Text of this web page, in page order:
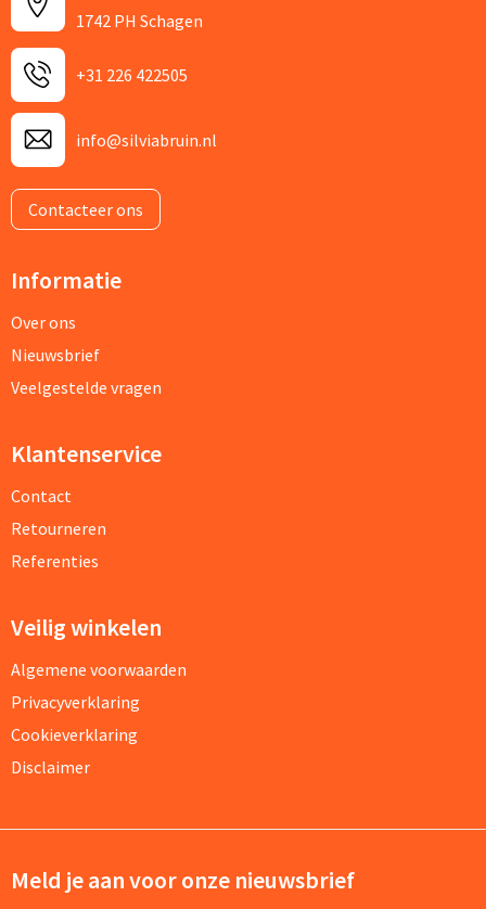
1742 PH Schagen
+31 226 422505
info@silviabruin.nl
Contacteer ons
Informatie
Over ons
Nieuwsbrief
Veelgestelde vragen
Klantenservice
Contact
Retourneren
Referenties
Veilig winkelen
Algemene voorwaarden
Privacyverklaring
Cookieverklaring
Disclaimer
Meld je aan voor onze nieuwsbrief